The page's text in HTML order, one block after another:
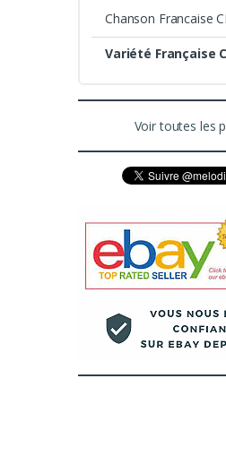
Chanson Francaise
Variété Française
Voir toutes les